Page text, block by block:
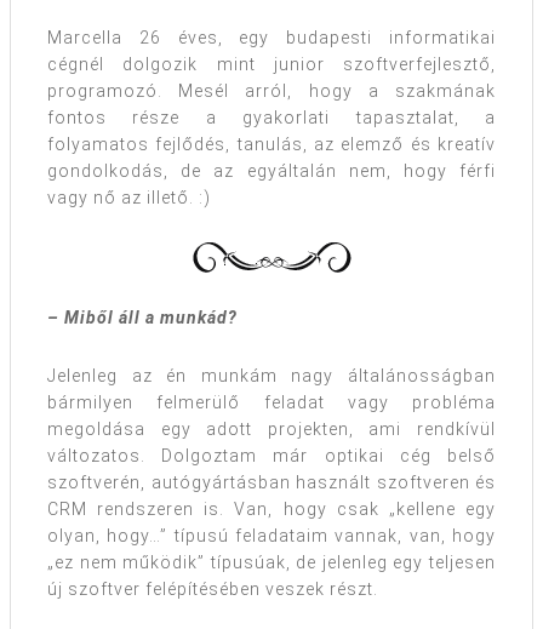
Marcella 26 éves, egy budapesti informatikai
cégnél dolgozik mint junior szoftverfejlesztő,
programozó. Mesél arról, hogy a szakmának
fontos része a gyakorlati tapasztalat, a
folyamatos fejlődés, tanulás, az elemző és kreatív
gondolkodás, de az egyáltalán nem, hogy férfi
vagy nő az illető. :)
– Miből áll a munkád?
Jelenleg az én munkám nagy általánosságban
bármilyen felmerülő feladat vagy probléma
megoldása egy adott projekten, ami rendkívül
változatos. Dolgoztam már optikai cég belső
szoftverén, autógyártásban használt szoftveren és
CRM rendszeren is. Van, hogy csak „kellene egy
olyan, hogy…” típusú feladataim vannak, van, hogy
„ez nem működik” típusúak, de jelenleg egy teljesen
új szoftver felépítésében veszek részt.